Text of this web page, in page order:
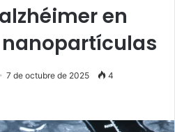
en
7 de octubre de 2025 4